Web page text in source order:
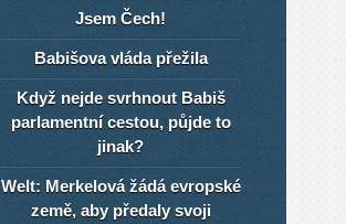
Jsem Čech!
Babišova vláda přežila
Když nejde svrhnout Babiš
parlamentní cestou, půjde to
jinak?
Welt: Merkelová žádá evropské
země, aby předaly svoji